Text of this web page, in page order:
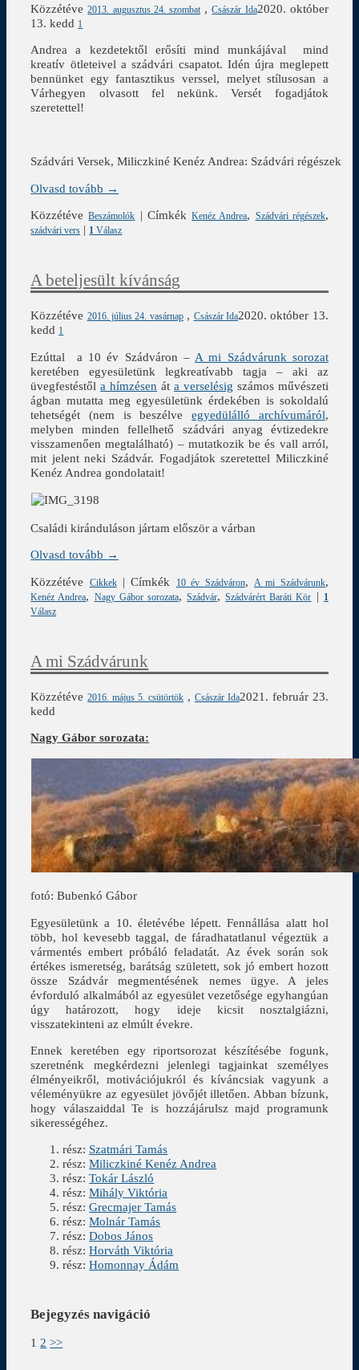
Közzétéve2013. augusztus 24. szombat ,Császár Ida2020. október
13. kedd 1
Andrea a kezdetektől erősíti mind munkájával mind
kreatív ötleteivel a szádvári csapatot. Idén újra meglepett
bennünket egy fantasztikus verssel, melyet stílusosan a
Várhegyen olvasott fel nekünk. Versét fogadjátok
szeretettel!
Szádvári Versek, Miliczkiné Kenéz Andrea: Szádvári régészek
Olvasd tovább →
Közzétéve Beszámolók | Címkék Kenéz Andrea, Szádvári régészek,
szádvári vers | 1 Válasz
A beteljesült kívánság
Közzétéve 2016. július 24. vasárnap , Császár Ida2020. október 13.
kedd 1
Ezúttal a 10 év Szádváron – A mi Szádvárunk sorozat
keretében egyesületünk legkreatívabb tagja – aki az
üvegfestéstőla hímzésen át a verselésig számos művészeti
ágban mutatta meg egyesületünk érdekében is sokoldalú
tehetségét (nem is beszélveegyedülálló archívumáról,
melyben minden fellelhető szádvári anyag évtizedekre
visszamenően megtalálható) – mutatkozik be és vall arról,
mit jelent neki Szádvár. Fogadjátok szeretettel Miliczkiné
Kenéz Andrea gondolatait!
Családi kiránduláson jártam először a várban
Olvasd tovább →
Közzétéve
Cikkek|Címkék 10 év Szádváron, A mi Szádvárunk,
Kenéz Andrea, Nagy Gábor sorozata,Szádvár,Szádvárért Baráti Kör |
1
Válasz
A mi Szádvárunk
Közzétéve2016. május 5. csütörtök , Császár Ida2021. február 23.
kedd
Nagy Gábor sorozata:
fotó: Bubenkó Gábor
Egyesületünk a 10. életévébe lépett. Fennállása alatt hol
több, hol kevesebb taggal, de fáradhatatlanul végeztük a
vármentés embert próbáló feladatát. Az évek során sok
értékes ismeretség, barátság született, sok jó embert hozott
össze Szádvár megmentésének nemes ügye. A jeles
évforduló alkalmából az egyesület vezetősége egyhangúan
úgy határozott, hogy ideje kicsit nosztalgiázni,
visszatekinteni az elmúlt évekre.
Ennek keretében egy riportsorozat készítésébe fogunk,
szeretnénk megkérdezni jelenlegi tagjainkat személyes
élményeikről, motivációjukról és kíváncsiak vagyunk a
véleményükre az egyesület jövőjét illetően. Abban bízunk,
hogy válaszaiddal Te is hozzájárulsz majd programunk
sikerességéhez.
rész: Szatmári Tamás
rész:Miliczkiné Kenéz Andrea
rész:Tokár László
rész:Mihály Viktória
rész:Grecmajer Tamás
rész:Molnár Tamás
rész:Dobos János
rész:Horváth Viktória
rész:Homonnay Ádám
Bejegyzés navigáció
1 2 >>